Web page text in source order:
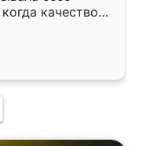
качеством
уже почти